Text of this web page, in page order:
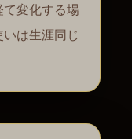
て変化する場
は生涯同じ